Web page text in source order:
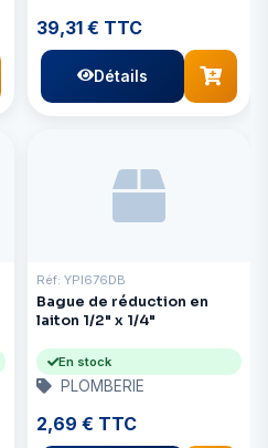
39,31 € TTC
Détails
Réf: YPI676DB
Bague de réduction en
laiton 1/2" x 1/4"
En stock
PLOMBERIE
2,69 € TTC